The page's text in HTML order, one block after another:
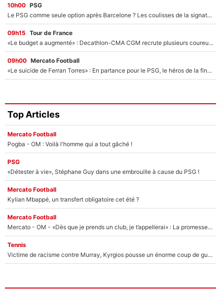
10h00 PSG
Le PSG comme seule option après Barcelone ? Les coulisses de la signature historique de Lionel Messi sont révélées au grand jour !
09h15 Tour de France
«Le budget a augmenté» : Decathlon-CMA CGM recrute plusieurs coureurs pour offrir à Paul Seixas une équipe pour gagner le Tour de France 2027
09h00 Mercato Football
«Le suicide de Ferran Torres» : En partance pour le PSG, le héros de la finale de la Coupe du monde s'attire les foudres de la presse espagnole !
Top Articles
Mercato Football
Pogba - OM : Voilà l'homme qui a tout gâché !
PSG
«Détester à vie», Stéphane Guy dans une embrouille à cause du PSG !
Mercato Football
Kylian Mbappé, un transfert obligatoire cet été ?
Mercato Football
Mercato - OM - «Dès que je prends un club, je t’appellerai» : La promesse de Marcelino au moment de claquer la porte
Tennis
Victime de racisme contre Murray, Kyrgios pousse un énorme coup de gueule !